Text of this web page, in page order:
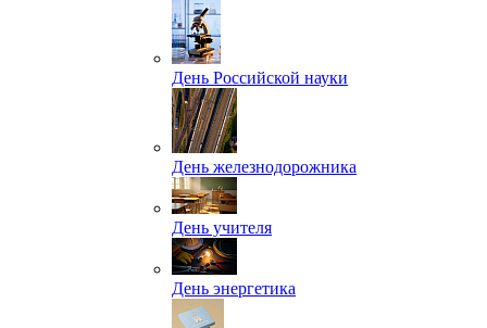
День Российской науки
День железнодорожника
День учителя
День энергетика